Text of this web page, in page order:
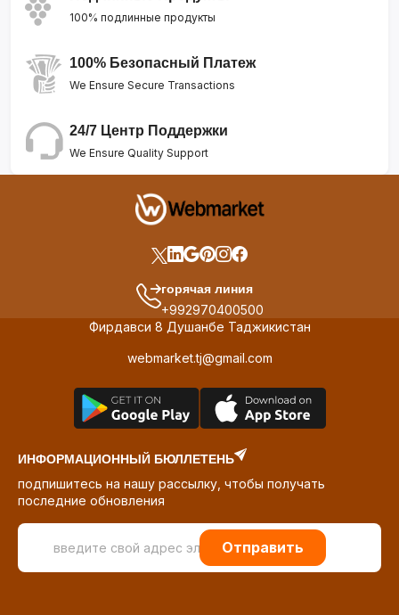
100% подлинные продукты
100% Безопасный Платеж
We Ensure Secure Transactions
24/7 Центр Поддержки
We Ensure Quality Support
горячая линия
+992970400500
Фирдавси 8 Душанбе Таджикистан
webmarket.tj@gmail.com
ИНФОРМАЦИОННЫЙ БЮЛЛЕТЕНЬ
подпишитесь на нашу рассылку, чтобы получать
последние обновления
Отправить